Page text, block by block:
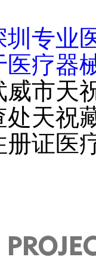
圳专业
医疗器
威市天
处天祝
册证医